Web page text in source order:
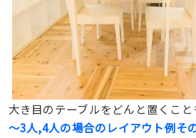
大き目のテーブルをどんと置くこと
〜3人,4人の場合のレイアウト例そ